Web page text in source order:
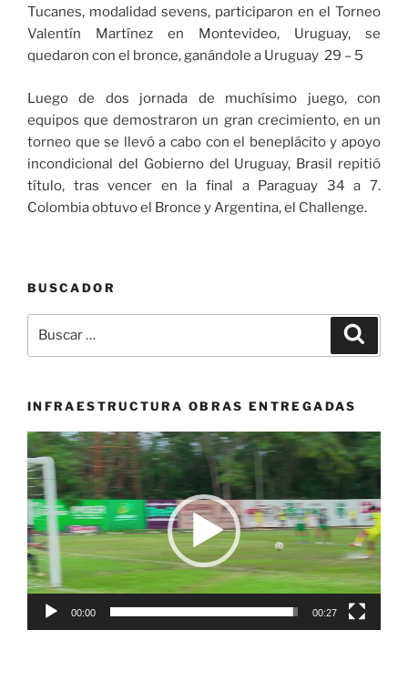
Tucanes, modalidad sevens, participaron en el Torneo
Valentín Martínez en Montevideo, Uruguay, se
quedaron con el bronce, ganándole a Uruguay 29 – 5
Luego de dos jornada de muchísimo juego, con
equipos que demostraron un gran crecimiento, en un
torneo que se llevó a cabo con el beneplácito y apoyo
incondicional del Gobierno del Uruguay, Brasil repitió
título, tras vencer en la final a Paraguay 34 a 7.
Colombia obtuvo el Bronce y Argentina, el Challenge.
BUSCADOR
por:
INFRAESTRUCTURA OBRAS ENTREGADAS
Reproductor
de
vídeo
00:00 00:27